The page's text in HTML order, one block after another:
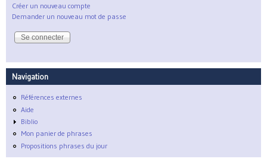
Créer un nouveau compte
Demander un nouveau mot de passe
Navigation
Références externes
Aide
Biblio
Mon panier de phrases
Propositions phrases du jour